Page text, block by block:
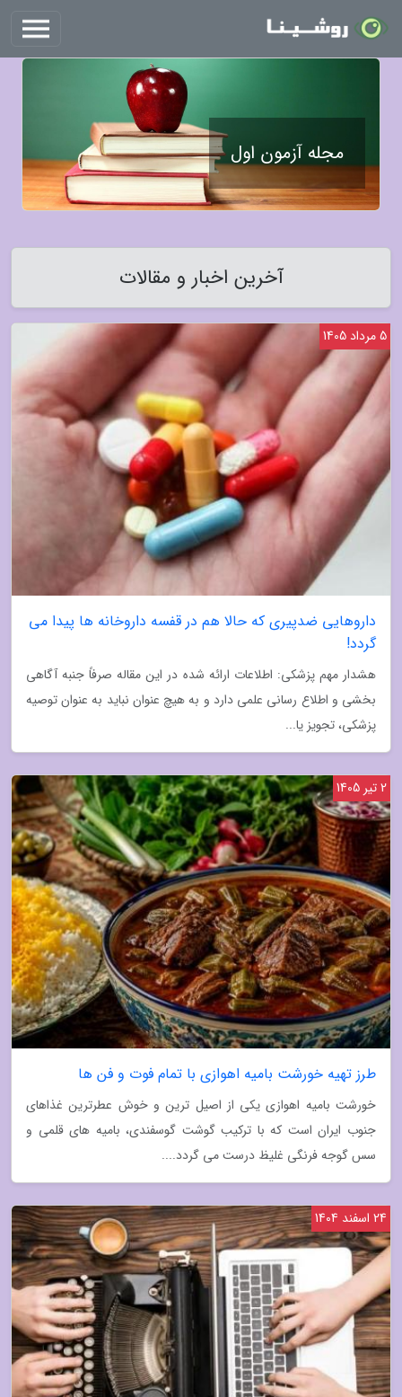
مجله آزمون اول
آخرین اخبار و مقالات
داروهایی ضدپیری که حالا هم در قفسه داروخانه ها پیدا می
گردد!
هشدار مهم پزشکی: اطلاعات ارائه شده در این مقاله صرفاً جنبه آگاهی
بخشی و اطلاع رسانی علمی دارد و به هیچ عنوان نباید به عنوان توصیه
پزشکی، تجویز یا...
5 مرداد 1405
طرز تهیه خورشت بامیه اهوازی با تمام فوت و فن ها
خورشت بامیه اهوازی یکی از اصیل ترین و خوش عطرترین غذاهای
جنوب ایران است که با ترکیب گوشت گوسفندی، بامیه های قلمی و
سس گوجه فرنگی غلیظ درست می گردد....
2 تیر 1405
24 اسفند 1404